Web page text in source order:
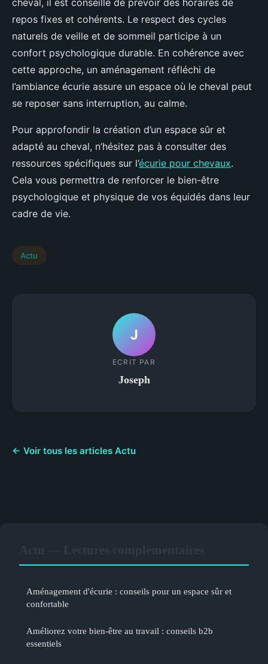
cheval, il est conseillé de prévoir des horaires de
repos fixes et cohérents. Le respect des cycles
naturels de veille et de sommeil participe à un
confort psychologique durable. En cohérence avec
cette approche, un aménagement réfléchi de
l’ambiance écurie assure un espace où le cheval peut
se reposer sans interruption, au calme.
Pour approfondir la création d’un espace sûr et
adapté au cheval, n’hésitez pas à consulter des
ressources spécifiques sur l’écurie pour chevaux.
Cela vous permettra de renforcer le bien-être
psychologique et physique de vos équidés dans leur
cadre de vie.
Actu
J
ECRIT PAR
Joseph
← Voir tous les articles Actu
Aménagement d'écurie : conseils pour un espace sûr et
confortable
Améliorez votre bien-être au travail : conseils b2b
essentiels